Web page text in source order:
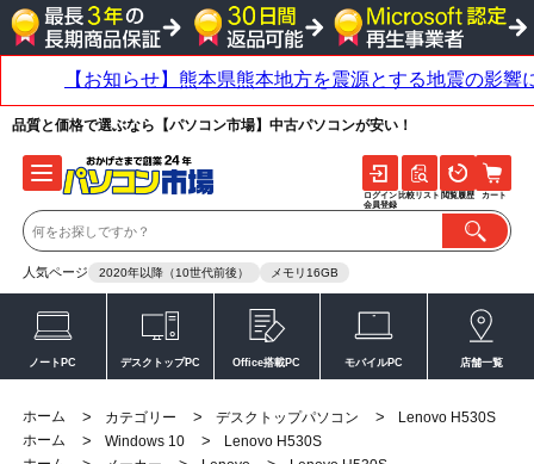
品質と価格で選ぶなら【パソコン市場】中古パソコンが安い！
人気ページ 2020年以降（10世代前後） メモリ16GB
ログイン
会員登録
比較リスト 閲覧履歴 カート
ノートPC デスクトップPC Office搭載PC モバイルPC 店舗一覧
ホーム > カテゴリー > デスクトップパソコン >
Lenovo H530S
ホーム
> Windows 10 >
Lenovo H530S